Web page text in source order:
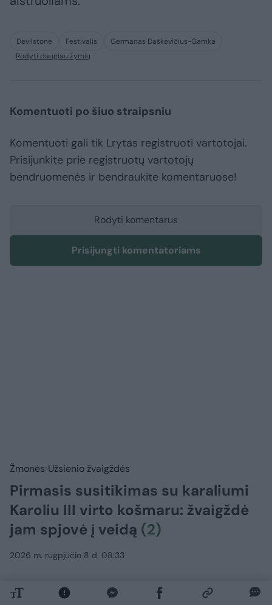
Devilstone Festivalis
Germanas Daškevičius-Gamka
Rodyti daugiau žymių
Komentuoti po šiuo straipsniu
Komentuoti gali tik Lrytas registruoti vartotojai.
Prisijunkite prie registruotų vartotojų
bendruomenės ir bendraukite komentaruose!
Rodyti komentarus
Prisijungti komentatoriams
Žmonės Užsienio žvaigždės
Pirmasis susitikimas su karaliumi
Karoliu III virto košmaru: žvaigždė
jam spjovė į veidą (2)
2026 m. rugpjūčio 8 d. 08:33